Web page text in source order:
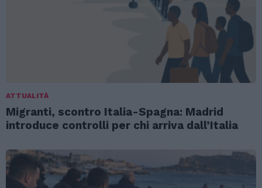
ATTUALITÀ
Migranti, scontro Italia-Spagna: Madrid
introduce controlli per chi arriva dall’Italia